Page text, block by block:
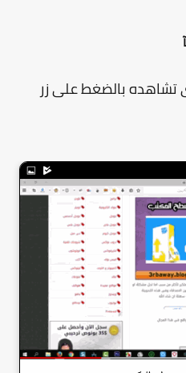
بالضغط على زر